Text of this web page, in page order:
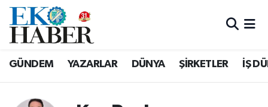
GÜNDEM YAZARLAR DÜNYA ŞİRKETLER İŞ
Hava Durumu